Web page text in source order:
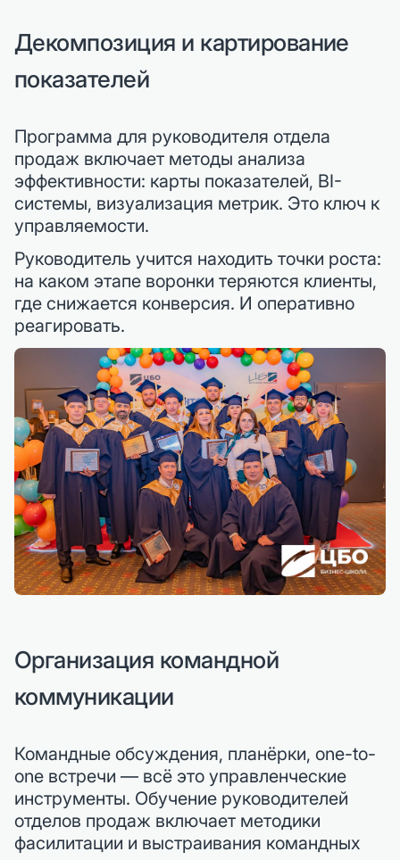
Декомпозиция и картирование
показателей
Программа для руководителя отдела
продаж включает методы анализа
эффективности: карты показателей, BI-
системы, визуализация метрик. Это ключ к
управляемости.
Руководитель учится находить точки роста:
на каком этапе воронки теряются клиенты,
где снижается конверсия. И оперативно
реагировать.
Организация командной
коммуникации
Командные обсуждения, планёрки, one-to-
one встречи — всё это управленческие
инструменты. Обучение руководителей
отделов продаж включает методики
фасилитации и выстраивания командных